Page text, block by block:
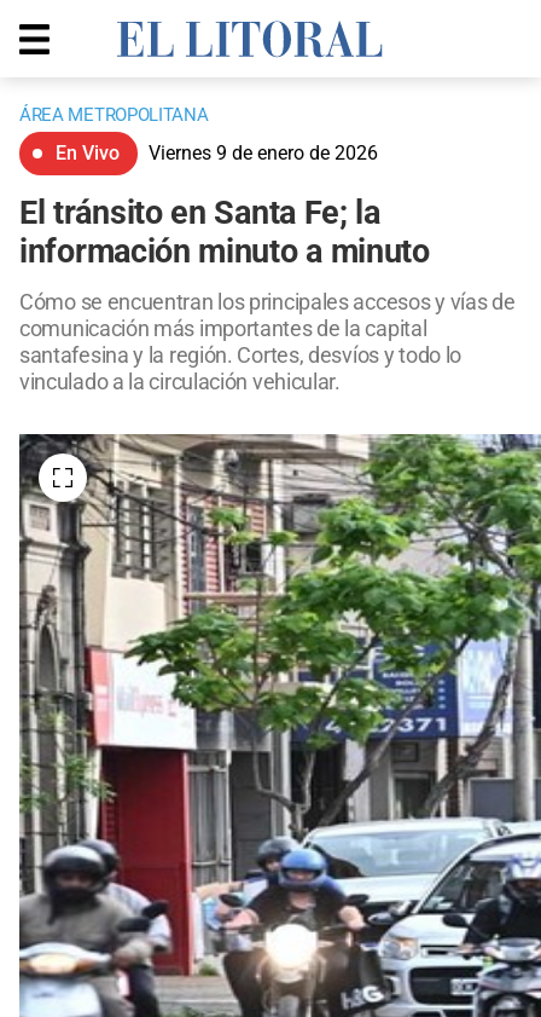
ÁREA METROPOLITANA
En Vivo Viernes 9 de enero de 2026
El tránsito en Santa Fe; la
información minuto a minuto
Cómo se encuentran los principales accesos y vías de
comunicación más importantes de la capital
santafesina y la región. Cortes, desvíos y todo lo
vinculado a la circulación vehicular.